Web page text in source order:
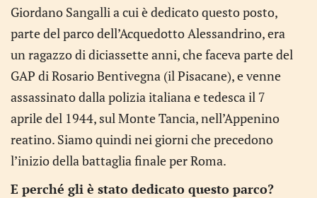
Giordano Sangalli a cui è dedicato questo posto,
parte del parco dell’Acquedotto Alessandrino, era
un ragazzo di diciassette anni, che faceva parte del
GAP di Rosario Bentivegna (il Pisacane), e venne
assassinato dalla polizia italiana e tedesca il 7
aprile del 1944, sul Monte Tancia, nell’Appenino
reatino. Siamo quindi nei giorni che precedono
l’inizio della battaglia finale per Roma.
E perché gli è stato dedicato questo parco?